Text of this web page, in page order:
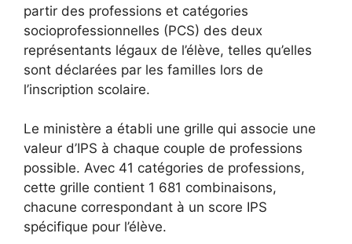
partir des professions et catégories
socioprofessionnelles (PCS) des deux
représentants légaux de l’élève, telles qu’elles
sont déclarées par les familles lors de
l’inscription scolaire.
Le ministère a établi une grille qui associe une
valeur d’IPS à chaque couple de professions
possible. Avec 41 catégories de professions,
cette grille contient 1 681 combinaisons,
chacune correspondant à un score IPS
spécifique pour l’élève.